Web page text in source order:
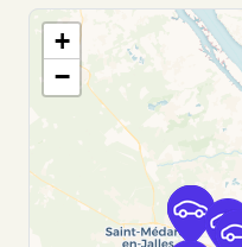
AVENUE DE LA
LE BOUSCAT, FR-33,
Voir l'agence
Free2move Rent -
AUTOMOBILES -
316 AVENUE TAILLAN
+
−